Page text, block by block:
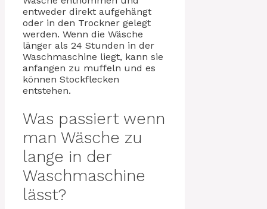
entweder direkt aufgehängt
oder in den Trockner gelegt
werden. Wenn die Wäsche
länger als 24 Stunden in der
Waschmaschine liegt, kann sie
anfangen zu muffeln und es
können Stockflecken
entstehen.
Was passiert wenn
man Wäsche zu
lange in der
Waschmaschine
lässt?